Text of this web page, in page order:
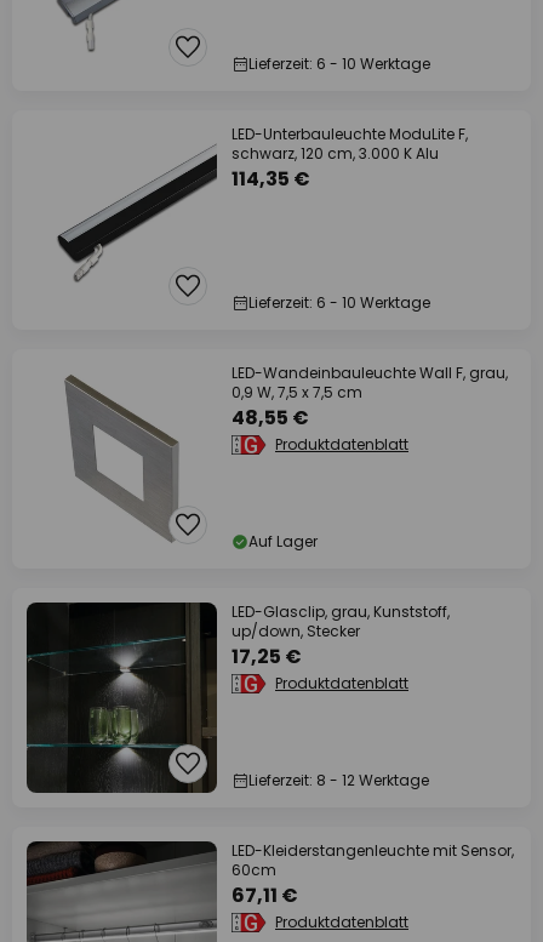
Lieferzeit: 6 - 10 Werktage
LED-Unterbauleuchte ModuLite F,
schwarz, 120 cm, 3.000 K Alu
114,35 €
Lieferzeit: 6 - 10 Werktage
LED-Wandeinbauleuchte Wall F, grau,
0,9 W, 7,5 x 7,5 cm
48,55 €
Produktdatenblatt
Auf Lager
LED-Glasclip, grau, Kunststoff,
up/down, Stecker
17,25 €
Produktdatenblatt
Lieferzeit: 8 - 12 Werktage
LED-Kleiderstangenleuchte mit Sensor,
60cm
67,11 €
Produktdatenblatt